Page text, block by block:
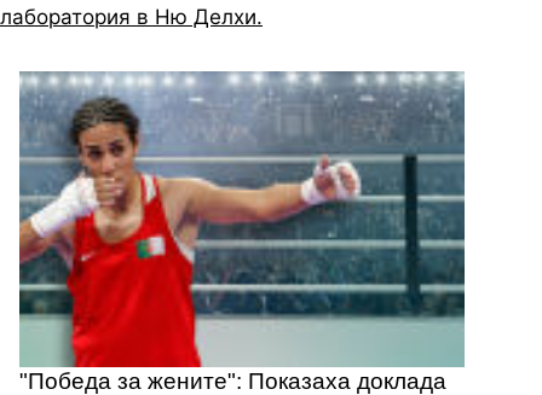
лаборатория в Ню Делхи.
"Победа за жените": Показаха доклада